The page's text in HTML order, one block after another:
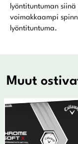
lyöntituntuman
voimakkaampi
lyöntituntuma.
Muut